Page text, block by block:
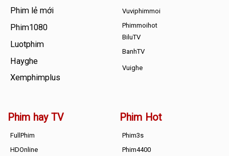
Phim lẻ mới
Phim1080
Luotphim
Hayghe
Xemphimplus
Vuviphimmoi
Phimmoihot
BiluTV
BanhTV
Vuighe
Phim hay TV
FullPhim
HDOnline
Phim Hot
Phim3s
Phim4400